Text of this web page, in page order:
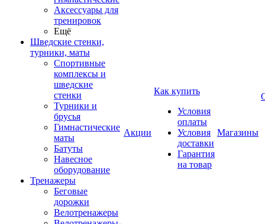
Аксессуары для
тренировок
Ещё
Шведские стенки,
турники, маты
Спортивные
комплексы и
шведские
стенки
Турники и
брусья
Гимнастические
маты
Батуты
Навесное
оборудование
Тренажеры
Беговые
дорожки
Велотренажеры
Акции
Как купить
Условия
оплаты
Условия
доставки
Гарантия
на товар
Магазины